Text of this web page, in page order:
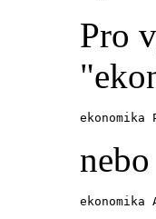
Pro
ekonomika
nebo
ekonomika